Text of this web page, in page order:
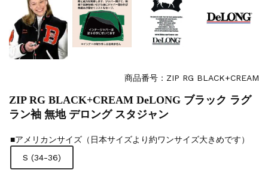
商品番号：ZIP RG BLACK+CREAM
ZIP RG BLACK+CREAM DeLONG ブラック ラグ
ラン袖 無地 デロング スタジャン
■アメリカンサイズ（日本サイズより約ワンサイズ大きめです）
S (34-36)